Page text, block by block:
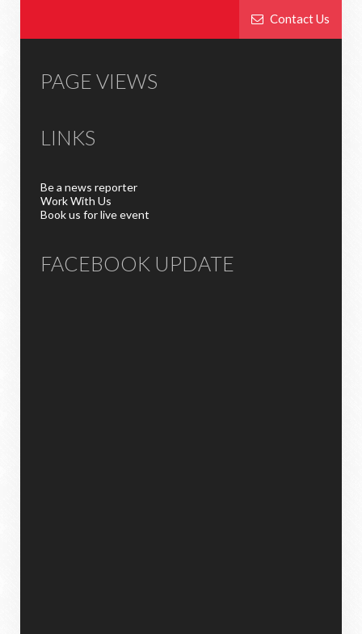
Contact Us
PAGE VIEWS
LINKS
Be a news reporter
Work With Us
Book us for live event
FACEBOOK UPDATE